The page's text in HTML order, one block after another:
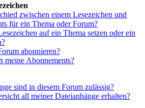
zwischen einem Lesezeichen und
für ein Thema oder Forum?
auf ein Thema setzen oder ein
abonnieren?
meine Abonnements?
sind in diesem Forum zulässig?
all meiner Dateianhänge erhalten?